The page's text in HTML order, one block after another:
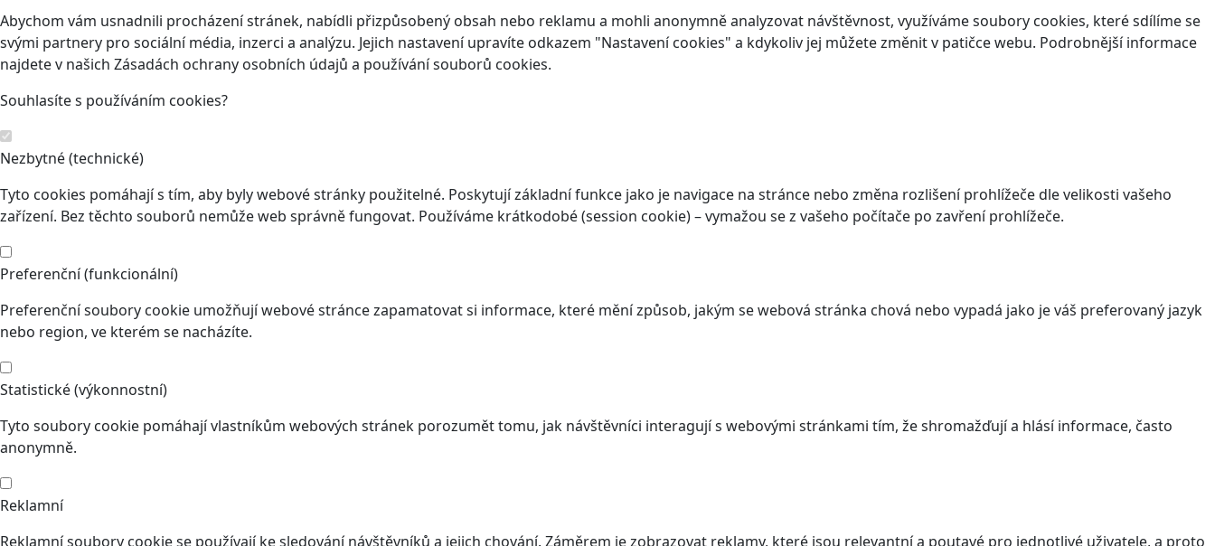
Abychom vám usnadnili procházení stránek, nabídli přizpůsobený obsah nebo reklamu a mohli anonymně analyzovat návštěvnost, využíváme soubory cookies, které sdílíme se
svými partnery pro sociální média, inzerci a analýzu. Jejich nastavení upravíte odkazem "Nastavení cookies" a kdykoliv jej můžete změnit v patičce webu. Podrobnější informace
najdete v našich Zásadách ochrany osobních údajů a používání souborů cookies.
Souhlasíte s používáním cookies?
Nezbytné (technické)
Tyto cookies pomáhají s tím, aby byly webové stránky použitelné. Poskytují základní funkce jako je navigace na stránce nebo změna rozlišení prohlížeče dle velikosti vašeho
zařízení. Bez těchto souborů nemůže web správně fungovat. Používáme krátkodobé (session cookie) – vymažou se z vašeho počítače po zavření prohlížeče.
Preferenční (funkcionální)
Preferenční soubory cookie umožňují webové stránce zapamatovat si informace, které mění způsob, jakým se webová stránka chová nebo vypadá jako je váš preferovaný jazyk
nebo region, ve kterém se nacházíte.
Statistické (výkonnostní)
Tyto soubory cookie pomáhají vlastníkům webových stránek porozumět tomu, jak návštěvníci interagují s webovými stránkami tím, že shromažďují a hlásí informace, často
anonymně.
Reklamní
Reklamní soubory cookie se používají ke sledování návštěvníků a jejich chování. Záměrem je zobrazovat reklamy, které jsou relevantní a poutavé pro jednotlivé uživatele, a proto